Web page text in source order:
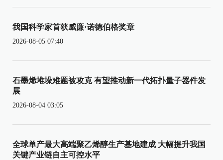
我国科学家首获威廉·诺德伯格奖章
2026-08-05 07:40
石墨烯堆垛难题被攻克 有望推动新一代拓扑量子器件发
展
2026-08-04 03:05
全球单产最大高端聚乙烯醇生产基地建成 大幅提升我国
关键产业链自主可控水平